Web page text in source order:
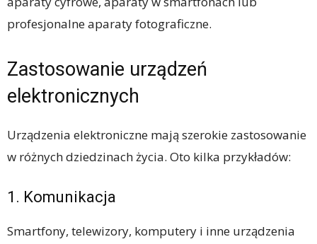
profesjonalne aparaty fotograficzne.
Zastosowanie urządzeń
elektronicznych
Urządzenia elektroniczne mają szerokie zastosowanie
w różnych dziedzinach życia. Oto kilka przykładów:
1. Komunikacja
Smartfony, telewizory, komputery i inne urządzenia